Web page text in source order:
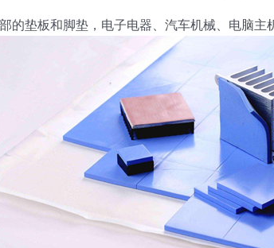
的垫板和脚垫，电子电器、汽车机械、电脑